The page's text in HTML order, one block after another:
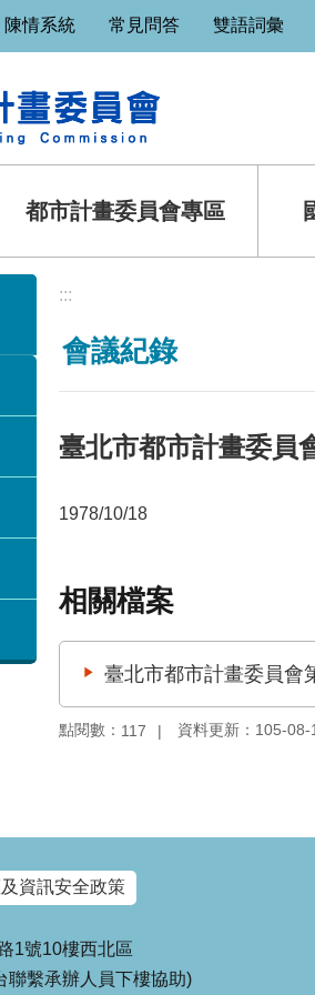
陳情系統 常見問答 雙語詞彙
都市計畫委員會專區
:::
會議紀錄
臺北市都市計畫委員
1978/10/18
相關檔案
臺北市都市計畫委員會
點閱數： 117 資料更新：105-
資訊安全政策
1號10樓西北區
聯繫承辦人員下樓協助)